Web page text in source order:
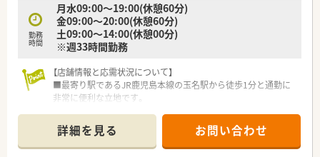
勤務
時間
月水09:00～19:00(休憩60分)
金09:00～20:00(休憩60分)
土09:00～14:00(休憩00分)
※週33時間勤務
【店舗情報と応需状況について】
■最寄り駅であるJR鹿児島本線の玉名駅から徒歩1分と通勤に
非常に便利な立地です。
枚応需する環境です。
■薬剤師はパートを含め4名から5名ほど在籍しており事務員も
2名配置されています。
詳細を見る お問い合わせ